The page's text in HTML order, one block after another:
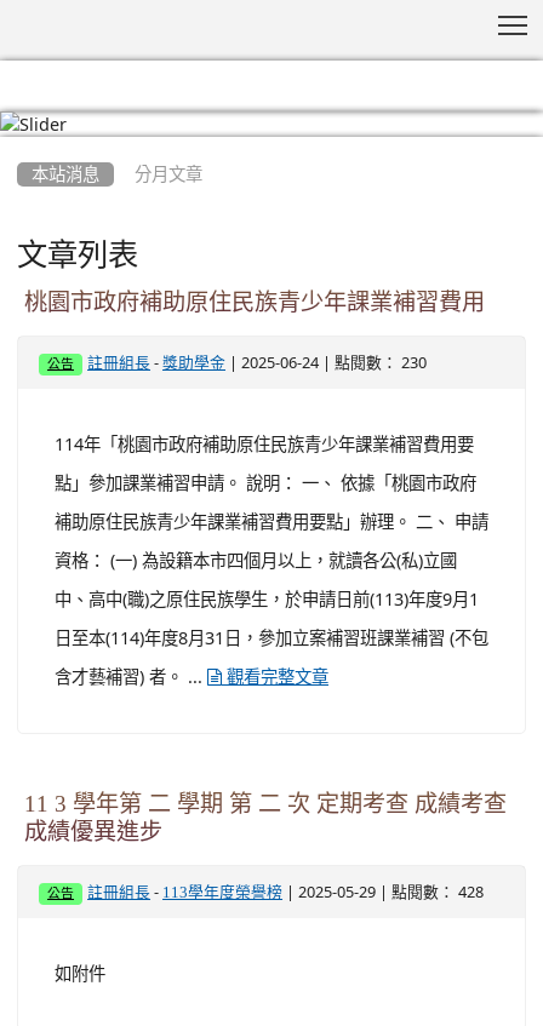
本站消息 分月文章
文章列表
桃園市政府補助原住民族青少年課業補習費用
公告 註冊組長 -獎助學金 | 2025-06-24 | 點閱數： 230
114年「桃園市政府補助原住民族青少年課業補習費用要
點」參加課業補習申請。 說明： 一、 依據「桃園市政府
補助原住民族青少年課業補習費用要點」辦理。 二、 申請
資格： (一) 為設籍本市四個月以上，就讀各公(私)立國
中、高中(職)之原住民族學生，於申請日前(113)年度9月1
日至本(114)年度8月31日，參加立案補習班課業補習 (不包
含才藝補習) 者。 ...
觀看完整文章
11 3 學年第 二 學期 第 二 次 定期考查 成績考查
成績優異進步
公告 註冊組長 - 113學年度榮譽榜 | 2025-05-29 | 點閱數： 428
如附件